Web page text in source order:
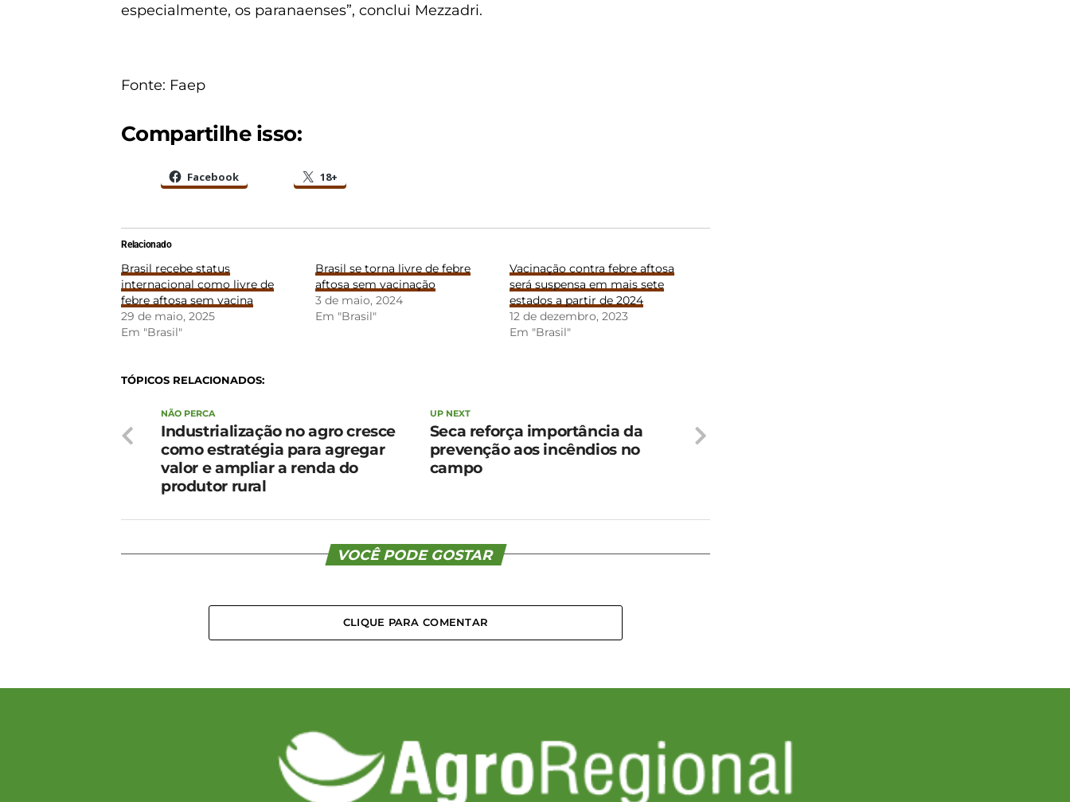
especialmente, os paranaenses”, conclui Mezzadri.
Fonte: Faep
Compartilhe isso:
Facebook 18+
Relacionado
Brasil recebe status
internacional como livre de
febre aftosa sem vacina
29 de maio, 2025
Em "Brasil"
Brasil se torna livre de febre
aftosa sem vacinação
3 de maio, 2024
Em "Brasil"
Vacinação contra febre aftosa
será suspensa em mais sete
estados a partir de 2024
12 de dezembro, 2023
Em "Brasil"
TÓPICOS RELACIONADOS:
UP NEXT
Seca reforça importância da
prevenção aos incêndios no
campo
NÃO PERCA
Industrialização no agro cresce
como estratégia para agregar
valor e ampliar a renda do
produtor rural
VOCÊ PODE GOSTAR
CLIQUE PARA COMENTAR